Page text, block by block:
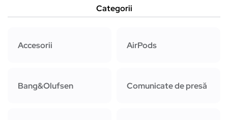
Categorii
Accesorii AirPods
Bang&Olufsen Comunicate de presă